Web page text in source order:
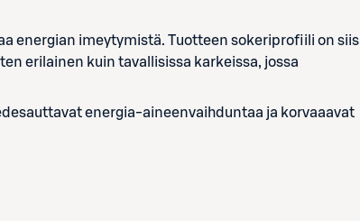
energian imeytymistä. Tuotteen sokeriprofiili on siis
erilainen kuin tavallisissa karkeissa, jossa
energia-aineenvaihduntaa ja korvaaavat